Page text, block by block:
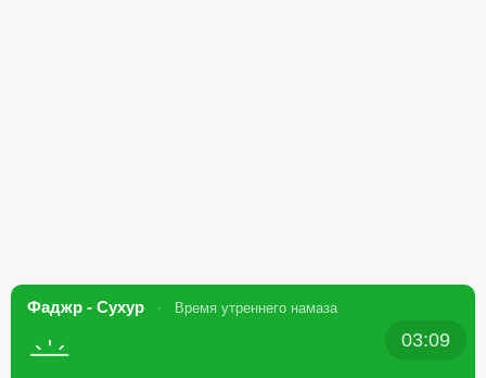
Фаджр - Сухур Время утреннего намаза
03:09